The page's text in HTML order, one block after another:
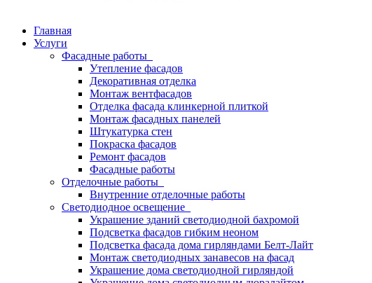
Главная
Услуги
Фасадные работы
Утепление фасадов
Декоративная отделка
Монтаж вентфасадов
Отделка фасада клинкерной плиткой
Монтаж фасадных панелей
Штукатурка стен
Покраска фасадов
Ремонт фасадов
Фасадные работы
Отделочные работы
Внутренние отделочные работы
Светодиодное освещение
Украшение зданий светодиодной бахромой
Подсветка фасадов гибким неоном
Подсветка фасада дома гирляндами Белт-Лайт
Монтаж светодиодных занавесов на фасад
Украшение дома светодиодной гирляндой